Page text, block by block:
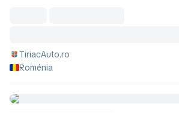
TiriacAuto.ro
Roménia